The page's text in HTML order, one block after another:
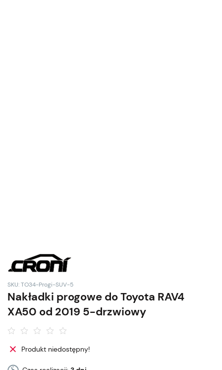
SKU: TO34-Progi-SUV-5
Nakładki progowe do Toyota RAV4
XA50 od 2019 5-drzwiowy
Produkt niedostępny!